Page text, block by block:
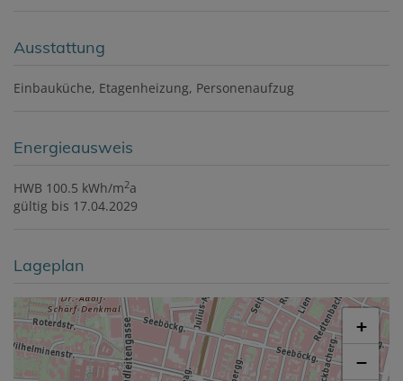
Ausstattung
Einbauküche Etagenheizung Personenaufzug
Energieausweis
HWB 100.5 kWh/m2a
gültig bis 17.04.2029
Lageplan
+
−